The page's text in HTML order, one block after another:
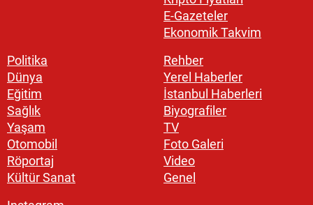
E-Gazeteler
Ekonomik Takvim
Politika
Dünya
Eğitim
Sağlık
Yaşam
Otomobil
Röportaj
Kültür Sanat
Rehber
Yerel Haberler
İstanbul Haberleri
Biyografiler
TV
Foto Galeri
Video
Genel